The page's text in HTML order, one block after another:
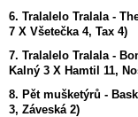
6. Tralalelo Tralala -
7 X Všetečka 4, Tax 4)
7. Tralalelo Tralala -
Kalný 3 X Hamtil 11,
8. Pět mušketýrů -
3, Záveská 2)